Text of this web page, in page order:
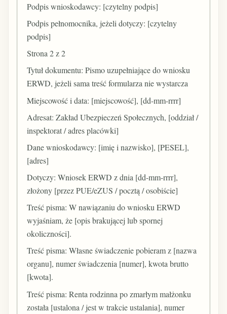
Podpis wnioskodawcy: [czytelny podpis]
Podpis pełnomocnika, jeżeli dotyczy: [czytelny
podpis]
Strona 2 z 2
Tytuł dokumentu: Pismo uzupełniające do wniosku
ERWD, jeżeli sama treść formularza nie wystarcza
Miejscowość i data: [miejscowość], [dd-mm-rrrr]
Adresat: Zakład Ubezpieczeń Społecznych, [oddział /
inspektorat / adres placówki]
Dane wnioskodawcy: [imię i nazwisko], [PESEL],
[adres]
Dotyczy: Wniosek ERWD z dnia [dd-mm-rrrr],
złożony [przez PUE/eZUS / pocztą / osobiście]
Treść pisma: W nawiązaniu do wniosku ERWD
wyjaśniam, że [opis brakującej lub spornej
okoliczności].
Treść pisma: Własne świadczenie pobieram z [nazwa
organu], numer świadczenia [numer], kwota brutto
[kwota].
Treść pisma: Renta rodzinna po zmarłym małżonku
została [ustalona / jest w trakcie ustalania], numer